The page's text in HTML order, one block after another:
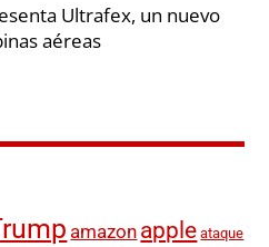
Ultrafex, un nuevo
aéreas
amazon apple ataque